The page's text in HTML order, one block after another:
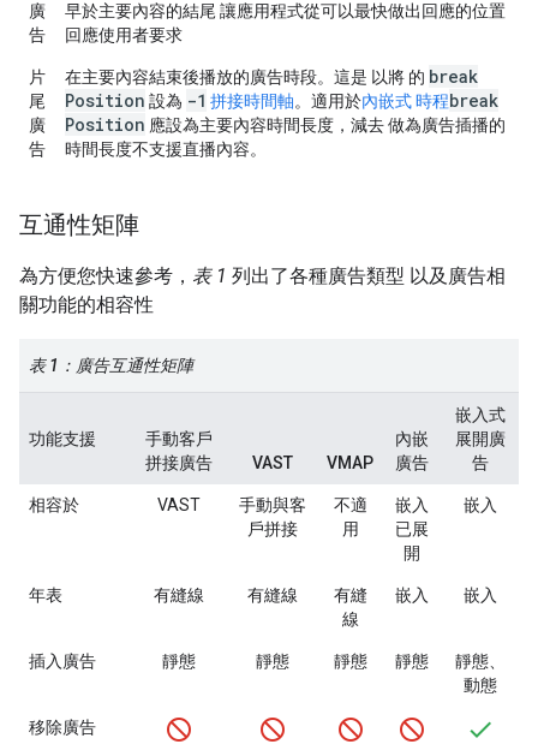
廣
告
早於主要內容的結尾 讓應用程式從可以最快做出回應的位置
回應使用者要求
片
尾
廣
告
在主要內容結束後播放的廣告時段。這是 以將 的 break
Position 設為 -1 拼接時間軸。適用於內嵌式 時程break
Position 應設為主要內容時間長度，減去 做為廣告插播的
時間長度不支援直播內容。
互通性矩陣
為方便您快速參考， 表 1 列出了各種廣告類型 以及廣告相
關功能的相容性
表 1：廣告互通性矩陣
功能支援
手動客戶
拼接廣告
VAST VMAP
內嵌
廣告
嵌入式
展開廣
告
相容於 VAST
手動與客
戶拼接
不適
用
嵌入
已展
開
嵌入
年表 有縫線 有縫線
有縫
線
嵌入 嵌入
插入廣告 靜態 靜態 靜態 靜態
靜態、
動態
移除廣告